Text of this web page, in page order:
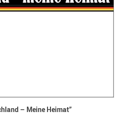
– Meine Heimat”